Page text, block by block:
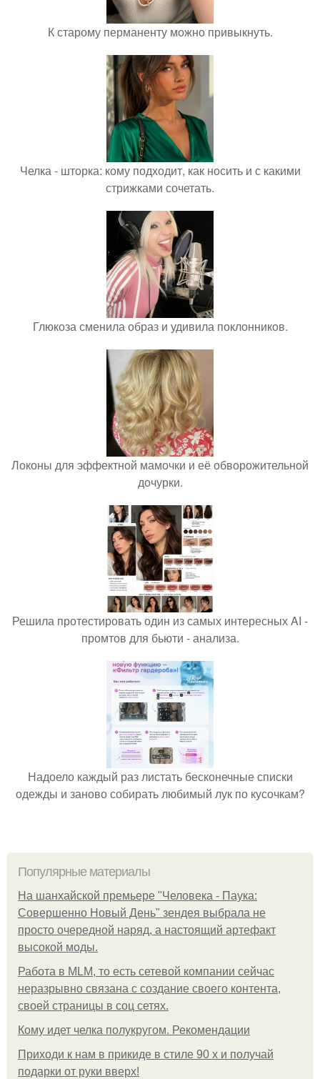
К старому перманенту можно привыкнуть.
Челка - шторка: кому подходит, как носить и с какими
стрижками сочетать.
Глюкоза сменила образ и удивила поклонников.
Локоны для эффектной мамочки и её обворожительной
дочурки.
Решила протестировать один из самых интересных AI -
промтов для бьюти - анализа.
Надоело каждый раз листать бесконечные списки
одежды и заново собирать любимый лук по кусочкам?
Популярные материалы
На шанхайской премьере "Человека - Паука:
Совершенно Новый День" зендея выбрала не
просто очередной наряд, а настоящий артефакт
высокой моды.
Работа в MLM, то есть сетевой компании сейчас
неразрывно связана с создание своего контента,
своей страницы в соц сетях.
Кому идет челка полукругом. Рекомендации
Приходи к нам в прикиде в стиле 90 х и получай
подарки от руки вверх!